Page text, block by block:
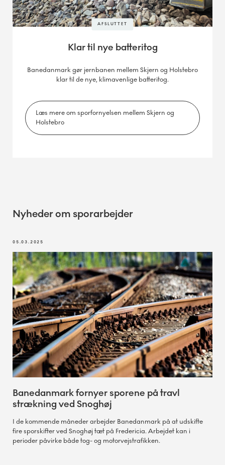
AFSLUTTET
Klar til nye batteritog
Banedanmark gør jernbanen mellem Skjern og Holstebro
klar til de nye, klimavenlige batteritog.
Læs mere om sporfornyelsen mellem Skjern og
Holstebro
Nyheder om sporarbejder
05.03.2025
Banedanmark fornyer sporene på travl
strækning ved Snoghøj
I de kommende måneder arbejder Banedanmark på at udskifte
fire sporskifter ved Snoghøj tæt på Fredericia. Arbejdet kan i
perioder påvirke både tog- og motorvejstrafikken.